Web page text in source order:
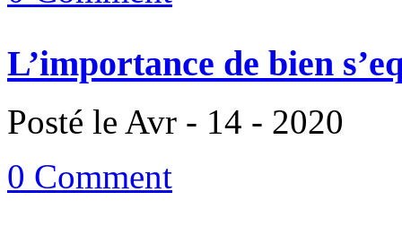
L’importance de bien
Posté le Avr - 14 - 2020
0 Comment